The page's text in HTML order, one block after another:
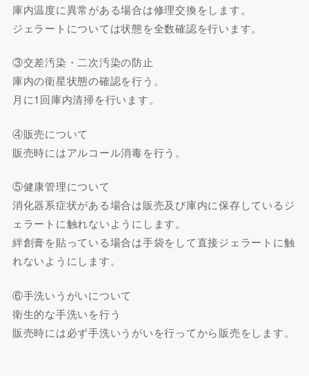
庫内温度に異常がある場合は修理交換をします。
ジェラートについては状態を全数確認を行います。
③交差汚染・二次汚染の防止
庫内の衛星状態の確認を行う。
月に1回庫内清掃を行います。
④販売について
販売時にはアルコール消毒を行う。
⑤健康管理について
消化器系症状がある場合は販売及び庫内に保存しているジ
ェラートに触れないようにします。
絆創膏を貼っている場合は手袋をして直接ジェラートに触
れないようにします。
⑥手洗いうがいについて
衛生的な手洗いを行う
販売時には必ず手洗いうがいを行ってから販売をします。